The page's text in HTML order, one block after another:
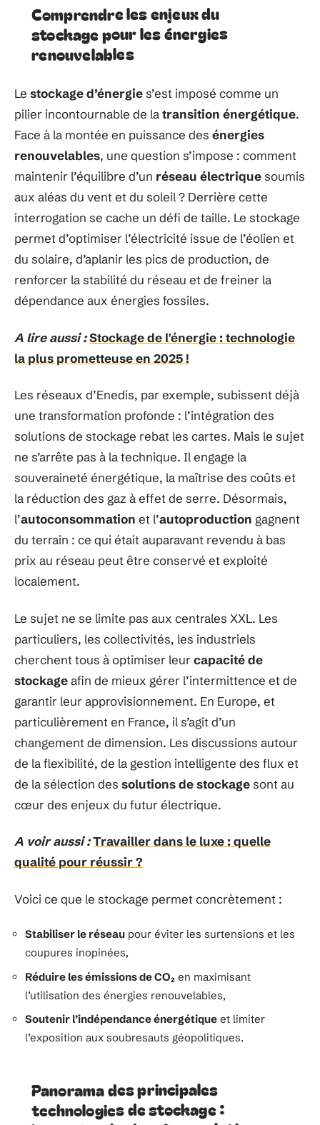
Comprendre les enjeux du
stockage pour les énergies
renouvelables
Le stockage d’énergies’est imposé comme un
pilier incontournable de latransition énergétique.
Face à la montée en puissance des énergies
renouvelables, une question s’impose : comment
maintenir l’équilibre d’un réseau électriquesoumis
aux aléas du vent et du soleil ? Derrière cette
interrogation se cache un défi de taille. Le stockage
permet d’optimiser l’électricité issue de l’éolien et
du solaire, d’aplanir les pics de production, de
renforcer la stabilité du réseau et de freiner la
dépendance aux énergies fossiles.
A lire aussi :Stockage de l'énergie : technologie
la plus prometteuse en 2025 !
Les réseaux d’Enedis, par exemple, subissent déjà
une transformation profonde : l’intégration des
solutions de stockage rebat les cartes. Mais le sujet
ne s’arrête pas à la technique. Il engage la
souveraineté énergétique, la maîtrise des coûts et
la réduction des gaz à effet de serre. Désormais,
l’autoconsommation et l’autoproduction gagnent
du terrain : ce qui était auparavant revendu à bas
prix au réseau peut être conservé et exploité
localement.
Le sujet ne se limite pas aux centrales XXL. Les
particuliers, les collectivités, les industriels
cherchent tous à optimiser leurcapacité de
stockageafin de mieux gérer l’intermittence et de
garantir leur approvisionnement. En Europe, et
particulièrement en France, il s’agit d’un
changement de dimension. Les discussions autour
de la flexibilité, de la gestion intelligente des flux et
de la sélection des solutions de stockagesont au
cœur des enjeux du futur électrique.
A voir aussi :Travailler dans le luxe : quelle
qualité pour réussir ?
Voici ce que le stockage permet concrètement :
Stabiliser le réseau pour éviter les surtensions et les
coupures inopinées,
Réduire les émissions de CO₂ en maximisant
l’utilisation des énergies renouvelables,
Soutenir l’indépendance énergétique et limiter
l’exposition aux soubresauts géopolitiques.
Panorama des principales
technologies de stockage :